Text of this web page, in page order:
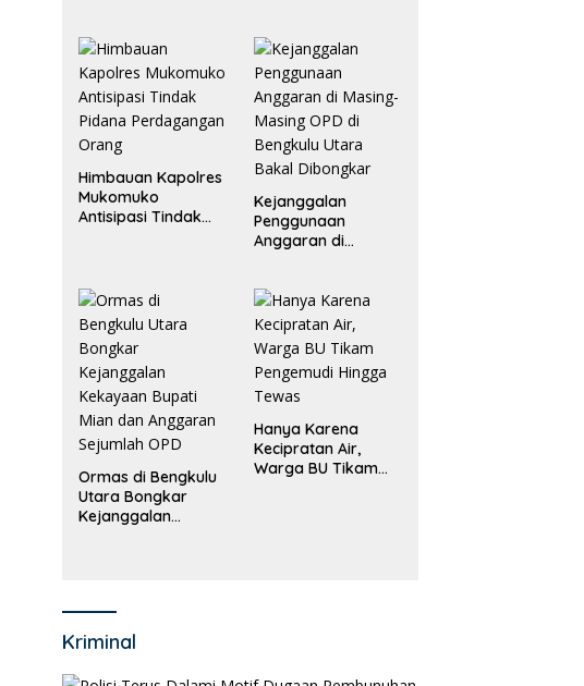
Laki Lapor
Kejagung
Himbauan Kapolres
Mukomuko
Antisipasi Tindak
Kejanggalan
Penggunaan
Anggaran di
Bakal Dibongkar
Ormas di Bengkulu
Utara Bongkar
Kejanggalan
Hanya Karena
Kecipratan Air,
Warga BU Tikam
Kriminal